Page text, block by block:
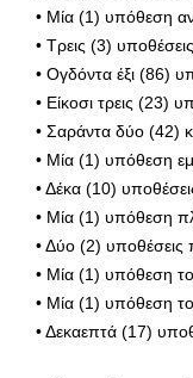
• Μία (1) υπόθεση
• Τρεις (3)
• Ογδόντα έξι (86)
• Είκοσι τρεις (23)
• Σαράντα δύο (42)
• Μία (1) υπόθεση
• Δέκα (10)
• Μία (1) υπόθεση
• Δύο (2) υποθέσεις
• Μία (1) υπόθεση
• Μία (1) υπόθεση
• Δεκαεπτά (17)